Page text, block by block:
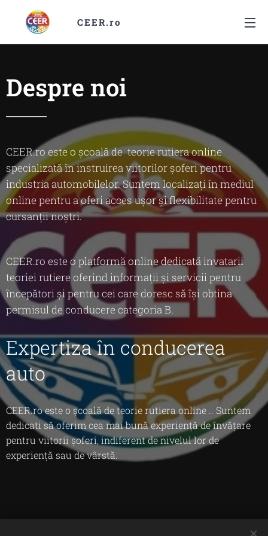
CEER.ro
Despre noi
CEER.ro este o școală de teorie rutiera online
specializată în instruirea viitorilor șoferi pentru
industria automobilelor. Suntem localizați în mediul
online pentru a oferi acces ușor și flexibilitate pentru
cursanții noștri.
CEER.ro este o platformă online dedicată invatarii
teoriei rutiere oferind informații și servicii pentru
începători și pentru cei care doresc să își obtina
permisul de conducere categoria B.
Expertiza în conducerea
auto
CEER.ro este o școală de teorie rutiera online .. Suntem
dedicati să oferim cea mai bună experiență de învățare
pentru viitorii șoferi, indiferent de nivelul lor de
experiență sau de vârstă.